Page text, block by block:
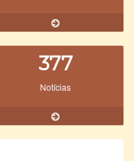
377
Notícias